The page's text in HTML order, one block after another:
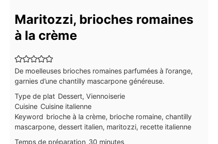
Maritozzi, brioches romaines
à la crème
De moelleuses brioches romaines parfumées à l’orange,
garnies d’une chantilly mascarpone généreuse.
Type de plat Dessert, Viennoiserie
Cuisine Cuisine italienne
Keyword brioche à la crème, brioche romaine, chantilly
mascarpone, dessert italien, maritozzi, recette italienne
Temps de préparation 30minutes
minutes